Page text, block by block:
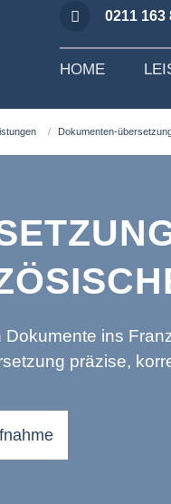
0211 163
HOME
Dokumenten-
Dokumente ins
präzise,